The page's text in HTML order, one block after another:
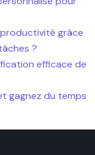
grâce
?
efficace de
gagnez du temps